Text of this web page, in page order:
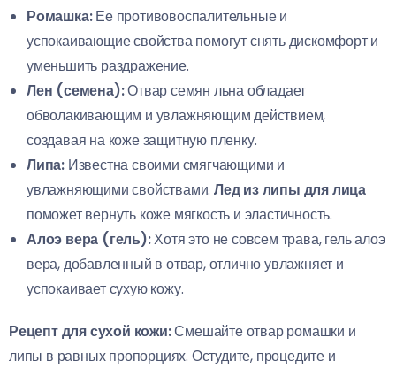
Ромашка:Ее противовоспалительные и
успокаивающие свойства помогут снять дискомфорт и
уменьшить раздражение.
Лен (семена):Отвар семян льна обладает
обволакивающим и увлажняющим действием,
создавая на коже защитную пленку.
Липа: Известна своими смягчающими и
увлажняющими свойствами. Лед из липы для лица
поможет вернуть коже мягкость и эластичность.
Алоэ вера (гель):Хотя это не совсем трава, гель алоэ
вера, добавленный в отвар, отлично увлажняет и
успокаивает сухую кожу.
Рецепт для сухой кожи:Смешайте отвар ромашки и
липы в равных пропорциях. Остудите, процедите и